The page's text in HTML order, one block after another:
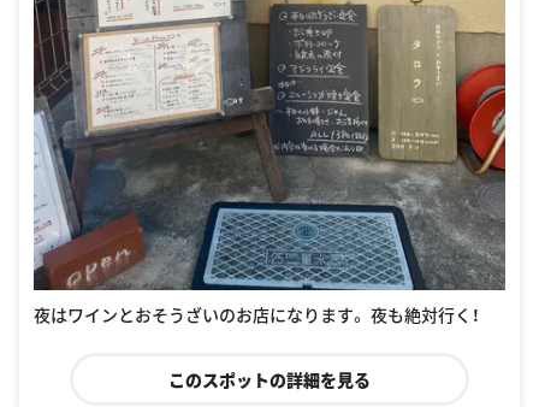
夜はワインとおそうざいのお店になります。 夜も絶対行く！
このスポットの詳細を見る